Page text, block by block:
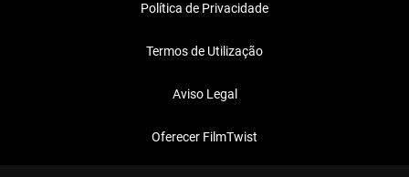
Política de Privacidade
Termos de Utilização
Aviso Legal
Oferecer FilmTwist